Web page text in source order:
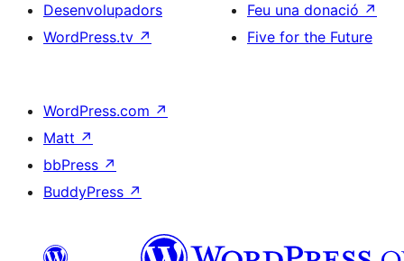
Desenvolupadors
WordPress.tv ↗
Feu una donació ↗
Five for the Future
WordPress.com ↗
Matt ↗
bbPress ↗
BuddyPress ↗